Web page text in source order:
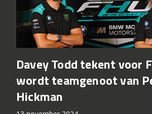
Davey Todd tekent voor
wordt teamgenoot van
Hickman